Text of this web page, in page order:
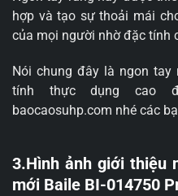
hợp và tạo sự thoải mái
của mọi người nhờ đặc tính
Nói chung đây là ngon
tính thực dụng cao
baocaosuhp.com nhé các
3.Hình ảnh giới thiệu
mới Baile BI-014750